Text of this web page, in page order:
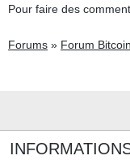
Pour faire des
Forums » Forum